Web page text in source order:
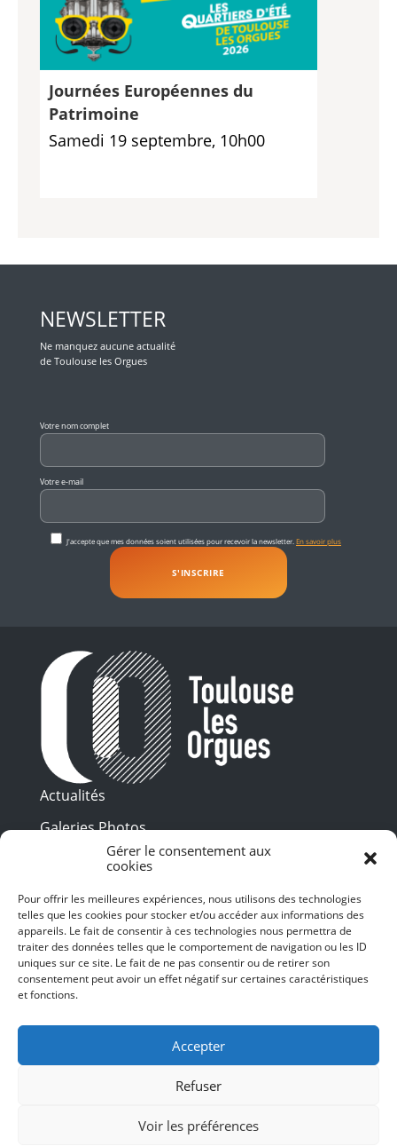
Gérer le consentement aux
cookies
Pour offrir les meilleures expériences, nous utilisons des technologies
telles que les cookies pour stocker et/ou accéder aux informations des
appareils. Le fait de consentir à ces technologies nous permettra de
traiter des données telles que le comportement de navigation ou les ID
uniques sur ce site. Le fait de ne pas consentir ou de retirer son
consentement peut avoir un effet négatif sur certaines caractéristiques
et fonctions.
Accepter
Refuser
Voir les préférences
Journées Européennes du
Patrimoine
Samedi 19 septembre, 10h00
NEWSLETTER
Ne manquez aucune actualité
de Toulouse les Orgues
Votre nom complet
Votre e-mail
J'accepte que mes données soient utilisées pour recevoir la newsletter. En savoir plus
Actualités
Galeries Photos
Vidéothèque
Presse
Billetterie
Recrutement
Mentions légales
Politique de confidentialité
SUIVEZ-NOUS
© 2024 Toulouse les Orgues – Tous droits